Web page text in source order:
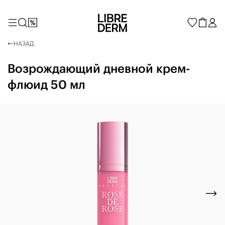
НАЗАД
Возрождающий дневной крем-
флюид 50 мл